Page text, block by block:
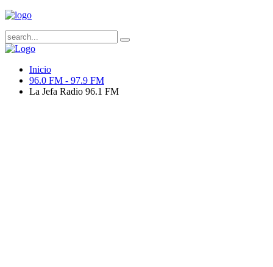
Inicio
96.0 FM - 97.9 FM
La Jefa Radio 96.1 FM